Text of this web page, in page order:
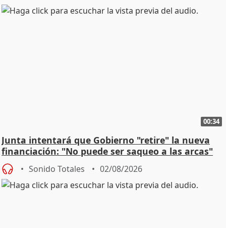
00:34
Junta intentará que Gobierno "retire" la nueva
financiación: "No puede ser saqueo a las arcas"
Sonido Totales 02/08/2026